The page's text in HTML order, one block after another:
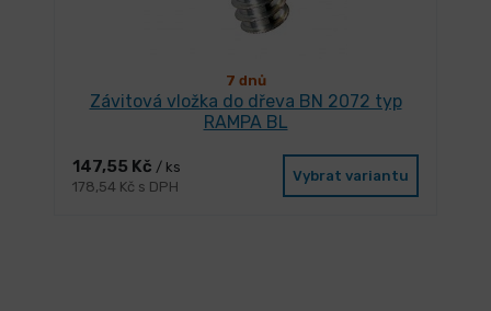
7 dnů
Závitová vložka do dřeva BN 2072 typ
RAMPA BL
147,55 Kč / ks
178,54 Kč s DPH
Vybrat variantu